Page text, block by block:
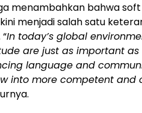
menambahkan bahwa
menjadi salah satu
In today’s global
are just as important
language and
into more competent and